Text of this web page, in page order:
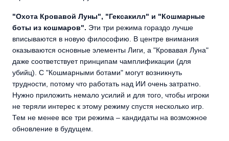
"Охота Кровавой Луны", "Гексакилл" и "Кошмарные
боты из кошмаров". Эти три режима гораздо лучше
вписываются в новую философию. В центре внимания
оказываются основные элементы Лиги, а "Кровавая Луна"
даже соответствует принципам чамплификации (для
убийц). С "Кошмарными ботами" могут возникнуть
трудности, потому что работать над ИИ очень затратно.
Нужно приложить немало усилий и для того, чтобы игроки
не теряли интерес к этому режиму спустя несколько игр.
Тем не менее все три режима – кандидаты на возможное
обновление в будущем.